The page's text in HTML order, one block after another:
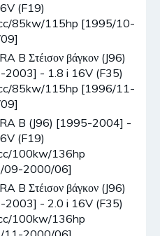
(F19)
85kw/115hp [1995/10-
B Στέισον βάγκον (J96)
2003] - 1.8 i 16V (F35)
85kw/115hp [1996/11-
B (J96) [1995-2004] -
(F19)
100kw/136hp
09-2000/06]
B Στέισον βάγκον (J96)
2003] - 2.0 i 16V (F35)
100kw/136hp